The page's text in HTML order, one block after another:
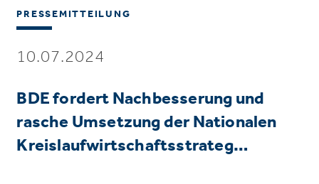
PRESSEMITTEILUNG
10.07.2024
BDE fordert Nachbesserung und
rasche Umsetzung der Nationalen
Kreislaufwirtschaftsstrateg…